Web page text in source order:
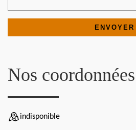
Nos coordonnées
indisponible